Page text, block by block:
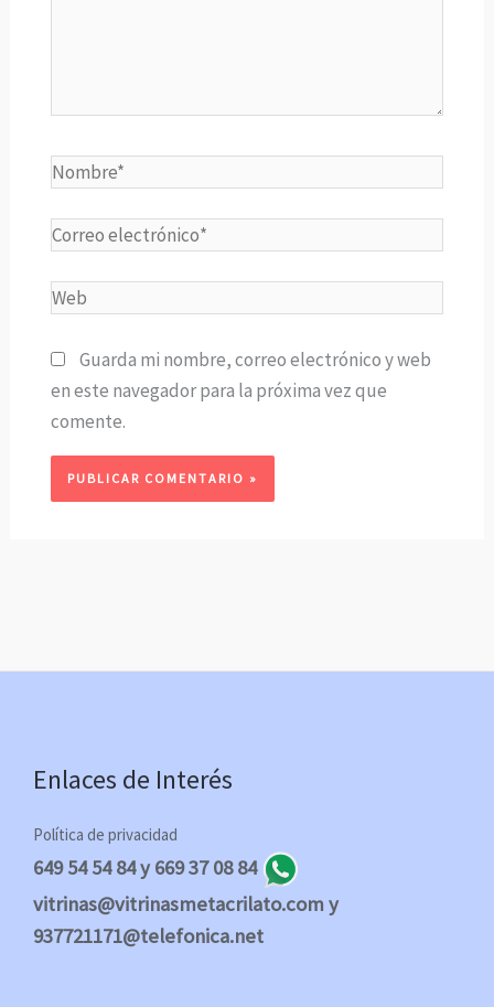
Nombre*
Correo
Web
Guarda mi nombre, correo electrónico y web
en este navegador para la próxima vez que
comente.
Enlaces de Interés
Política de privacidad
649 54 54 84 y 669 37 08 84
vitrinas@vitrinasmetacrilato.com y
937721171@telefonica.net